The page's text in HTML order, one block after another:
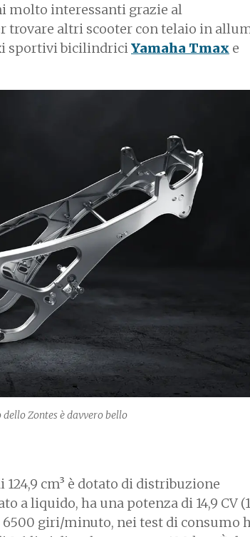
molto interessanti grazie al
trovare altri scooter con telaio in
sportivi bicilindriciYamaha Tmax e
Zontes è davvero bello
cm³ è dotato di distribuzione
a liquido, ha una potenza di 14,9 CV
giri/minuto, nei test di consumo